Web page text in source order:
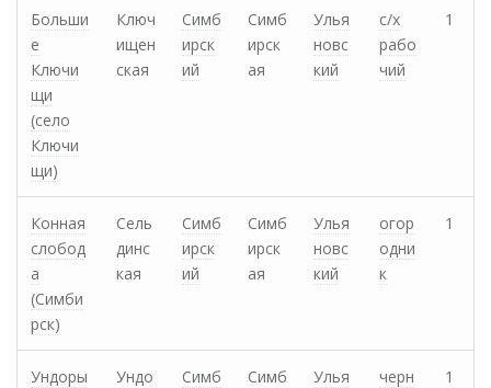
Больши
е
Ключи
щи
(cело
Ключи
щи)
Ключ
ищен
ская
Симб
ирск
ий
Симб
ирск
ая
Улья
новс
кий
с/х
рабо
чий
1
Конная
слобод
а
(Симби
рск)
Сель
динс
кая
Симб
ирск
ий
Симб
ирск
ая
Улья
новс
кий
огор
одни
к
1
Ундоры Ундо Симб Симб Улья черн 1